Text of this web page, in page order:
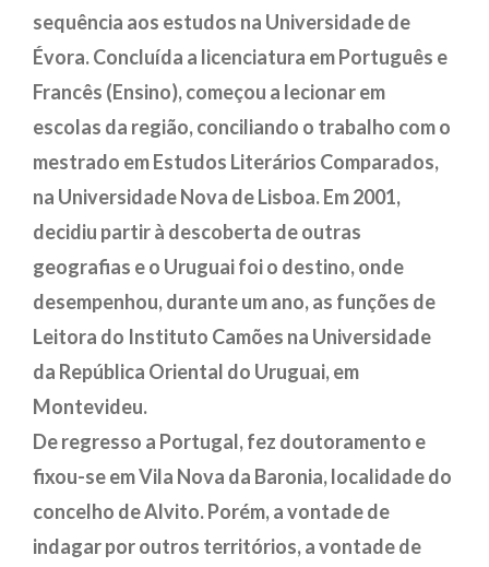
sequência aos estudos na Universidade de
Évora. Concluída a licenciatura em Português e
Francês (Ensino), começou a lecionar em
escolas da região, conciliando o trabalho com o
mestrado em Estudos Literários Comparados,
na Universidade Nova de Lisboa. Em 2001,
decidiu partir à descoberta de outras
geografias e o Uruguai foi o destino, onde
desempenhou, durante um ano, as funções de
Leitora do Instituto Camões na Universidade
da República Oriental do Uruguai, em
Montevideu.
De regresso a Portugal, fez doutoramento e
fixou-se em Vila Nova da Baronia, localidade do
concelho de Alvito. Porém, a vontade de
indagar por outros territórios, a vontade de